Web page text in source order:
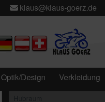
klaus@klaus-goerz.de
Optik/Design Verkleidung